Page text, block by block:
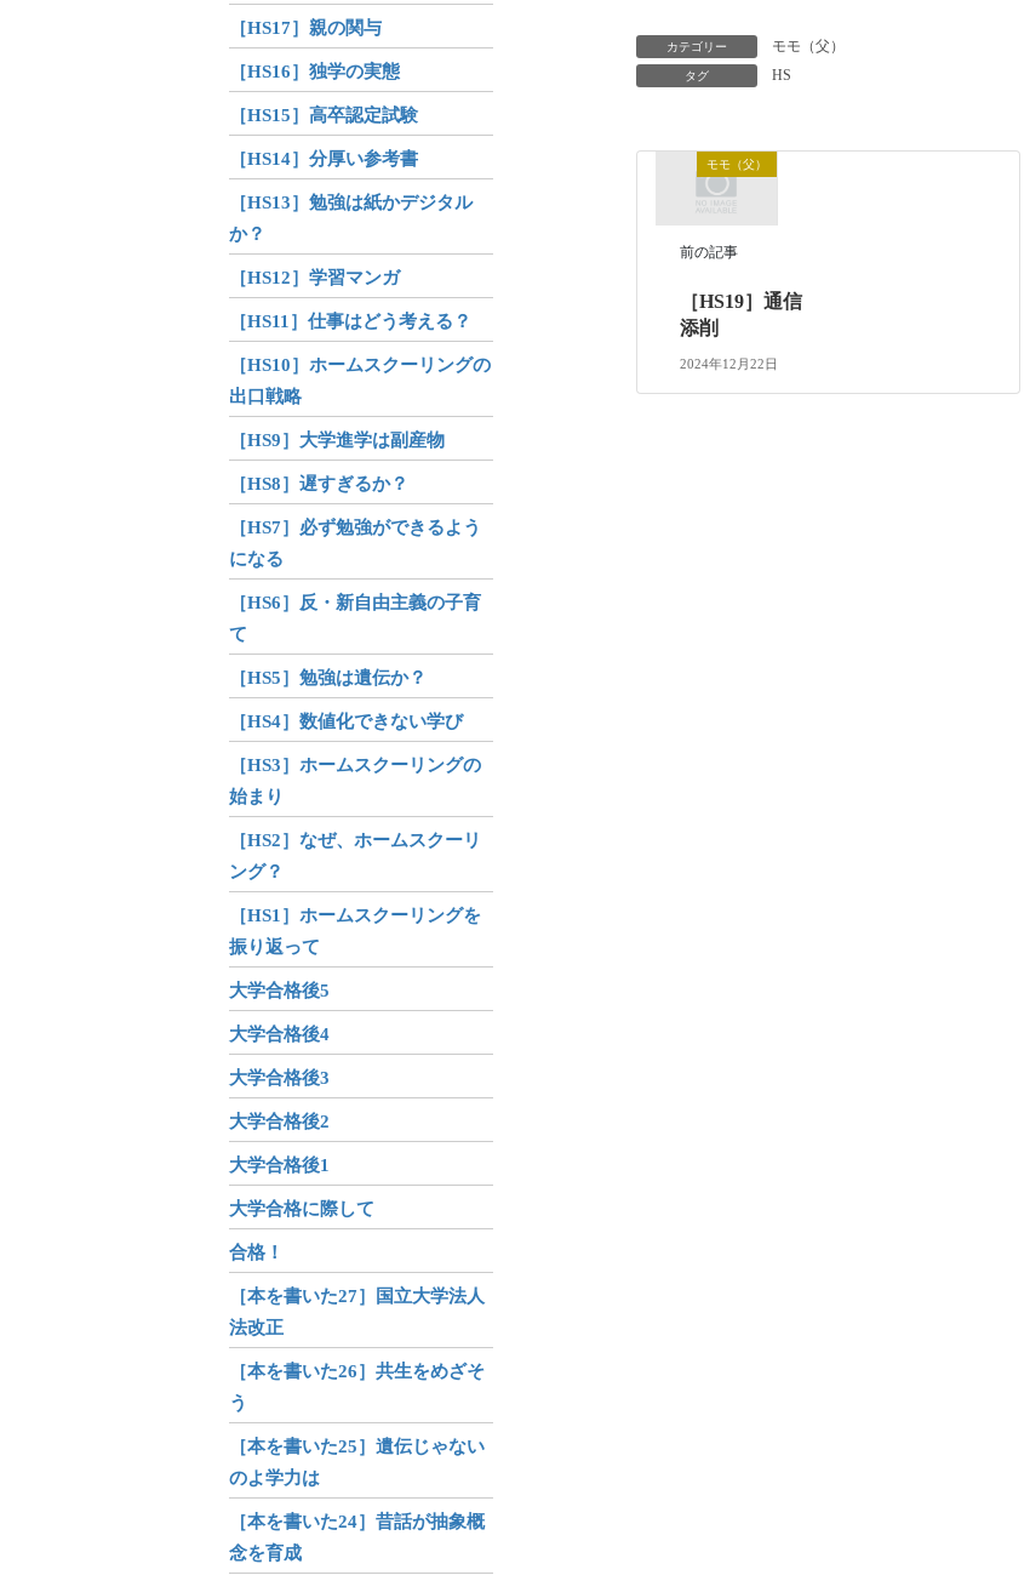
カテゴリー モモ（父）
タグ HS
モモ（父）
前の記事
［HS19］通信
添削
2024年12月22日
［HS17］親の関与
［HS16］独学の実態
［HS15］高卒認定試験
［HS14］分厚い参考書
［HS13］勉強は紙かデジタル
か？
［HS12］学習マンガ
［HS11］仕事はどう考える？
［HS10］ホームスクーリングの
出口戦略
［HS9］大学進学は副産物
［HS8］遅すぎるか？
［HS7］必ず勉強ができるよう
になる
［HS6］反・新自由主義の子育
て
［HS5］勉強は遺伝か？
［HS4］数値化できない学び
［HS3］ホームスクーリングの
始まり
［HS2］なぜ、ホームスクーリ
ング？
［HS1］ホームスクーリングを
振り返って
大学合格後5
大学合格後4
大学合格後3
大学合格後2
大学合格後1
大学合格に際して
合格！
［本を書いた27］国立大学法人
法改正
［本を書いた26］共生をめざそ
う
［本を書いた25］遺伝じゃない
のよ学力は
［本を書いた24］昔話が抽象概
念を育成